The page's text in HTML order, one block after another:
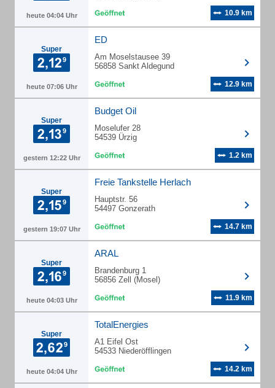
heute 04:04 Uhr 10.9 km
Super
heute 07:06 Uhr
ED
Am Moselstausee 39
56858 Sankt Aldegund
12.9 km
Super
gestern 12:22 Uhr
Budget Oil
Moselufer 28
54539 Ürzig
1.2 km
Super
gestern 19:07 Uhr
Freie Tankstelle Herlach
Hauptstr. 56
54497 Gonzerath
14.7 km
Super
heute 04:03 Uhr
ARAL
Brandenburg 1
56856 Zell (Mosel)
11.9 km
Super
heute 04:04 Uhr
TotalEnergies
A1 Eifel Ost
54533 Niederöfflingen
14.2 km